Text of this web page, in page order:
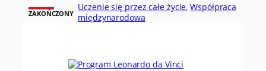
ZAKOŃCZONY
Uczenie się przez całe życie, Współpraca
międzynarodowa